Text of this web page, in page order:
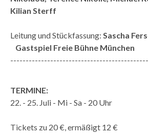
Kilian Sterff
Leitung und Stückfassung: Sascha
Gastspiel Freie Bühne München
TERMINE:
22. - 25. Juli - Mi - Sa - 20 Uhr
Tickets zu 20 €, ermäßigt 12 €